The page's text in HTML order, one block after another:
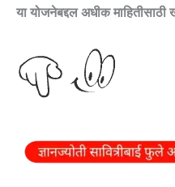
या योजनेबद्दल अधीक